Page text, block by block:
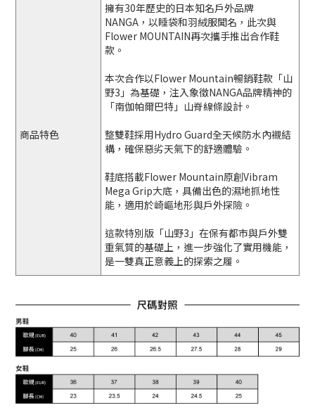
商品特色
擁有30年歷史的日本知名戶外品牌
NANGA，以睡袋和羽絨服聞名，此次與
Flower MOUNTAIN再次攜手推出合作鞋
款。
本次合作以Flower Mountain暢銷鞋款「山
野3」為基礎，注入象徵NANGA品牌精神的
「南伽帕爾巴特」山脊線條設計。
整雙鞋採用Hydro Guard全天候防水內襯結
構，確保惡劣天氣下的舒適體驗。
鞋底搭載Flower Mountain原創Vibram
Mega Grip大底，具備出色的濕地抓地性
能，適用於崎嶇地形與戶外探險。
這款特別版「山野3」在保有都市與戶外雙
重氣質的基礎上，進一步強化了實用機能，
是一雙真正意義上的探索之履。